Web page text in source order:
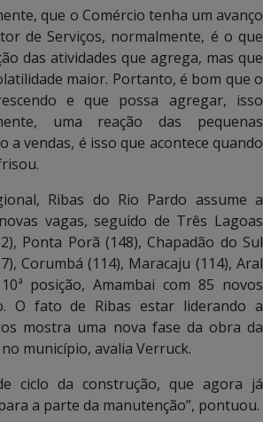
que o Comércio tenha um avanço
de Serviços, normalmente, é o que
das atividades que agrega, mas que
maior. Portanto, é bom que o
e que possa agregar, isso
uma reação das pequenas
a vendas, é isso que acontece quando
Ribas do Rio Pardo assume a
vagas, seguido de Três Lagoas
Ponta Porã (148), Chapadão do Sul
Corumbá (114), Maracaju (114), Aral
posição, Amambai com 85 novos
O fato de Ribas estar liderando a
mostra uma nova fase da obra da
município, avalia Verruck.
ciclo da construção, que agora já
a parte da manutenção”, pontuou.